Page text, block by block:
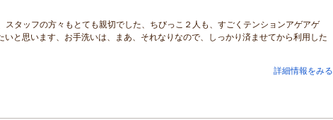
タッフの方々もとても親切でした、ちびっこ２人も、すごくテンションアゲアゲ
と思います、お手洗いは、まあ、それなりなので、しっかり済ませてから利用した
詳細情報をみる